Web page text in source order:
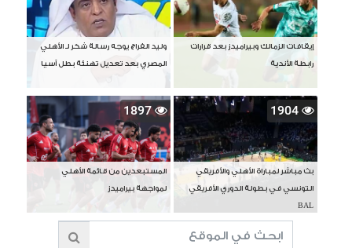
إيقافات الزمالك وبيراميدز بعد قرارات
رابطة الأندية
وليد الفراج يوجه رسالة شكر لـ الأهلي
المصري بعد تعديل تهنئة بطل آسيا
1904
بث مباشر لمباراة الأهلي والأفريقي
التونسي في بطولة الدوري الأفريقي
BAL
1897
المستبعدين من قائمة الأهلي
لمواجهة بيراميدز